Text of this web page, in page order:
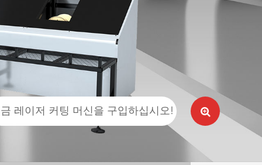
tiếng việt
레이저 커팅 머신을 구입하십시오!